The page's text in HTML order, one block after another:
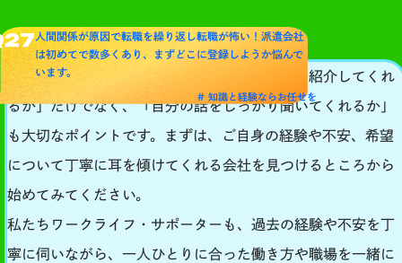
人間関係が原因で転職を繰り返し転職が怖い！派遣会社
は初めてで数多くあり、まずどこに登録しようか悩んで
います。
# 知識と経験ならお任せを
派遣会社選びで迷ったときは、「どんな仕事を紹介してくれ
るか」だけでなく、「自分の話をしっかり聞いてくれるか」
も大切なポイントです。まずは、ご自身の経験や不安、希望
について丁寧に耳を傾けてくれる会社を見つけるところから
始めてみてください。
私たちワークライフ・サポーターも、過去の経験や不安を丁
寧に伺いながら、一人ひとりに合った働き方や職場を一緒に